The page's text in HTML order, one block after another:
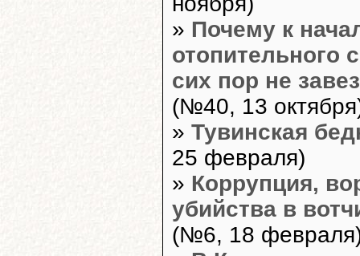
» Почему к
отопительного
сих пор не
(№40, 13
» Тувинская
25 февраля)
» Коррупция,
убийства в
(№6, 18